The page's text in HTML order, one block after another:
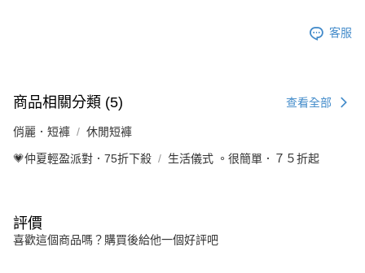
客服
商品相關分類 (5) 查看全部
俏麗．短褲 休閒短褲
💗仲夏輕盈派對．75折下殺 生活儀式 。很簡單．７５折起
評價
喜歡這個商品嗎？購買後給他一個好評吧